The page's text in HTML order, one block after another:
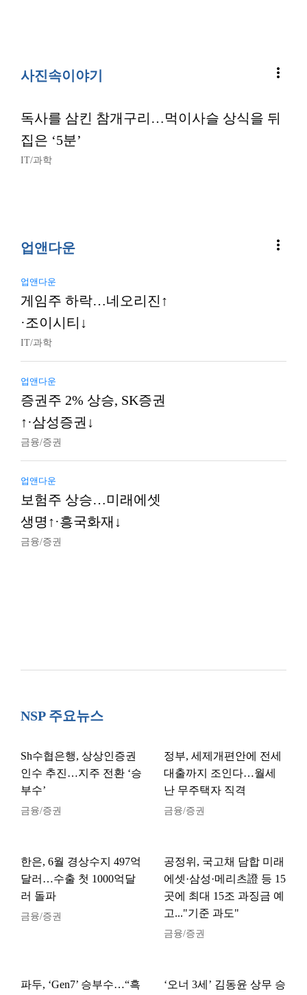
사진속이야기 more_vert
독사를 삼킨 참개구리…먹이사슬 상식을 뒤
집은 ‘5분’
IT/과학
업앤다운 more_vert
업앤다운
게임주 하락…네오리진↑
·조이시티↓
IT/과학
업앤다운
증권주 2% 상승, SK증권
↑·삼성증권↓
금융/증권
업앤다운
보험주 상승…미래에셋
생명↑·흥국화재↓
금융/증권
NSP 주요뉴스
Sh수협은행, 상상인증권
인수 추진…지주 전환 ‘승
부수’
금융/증권
정부, 세제개편안에 전세
대출까지 조인다…월세
난 무주택자 직격
금융/증권
한은, 6월 경상수지 497억
달러…수출 첫 1000억달
러 돌파
금융/증권
공정위, 국고채 담합 미래
에셋·삼성·메리츠證 등 15
곳에 최대 15조 과징금 예
고..."기준 과도"
금융/증권
파두, ‘Gen7’ 승부수…“흑
‘오너 3세’ 김동윤 상무 승